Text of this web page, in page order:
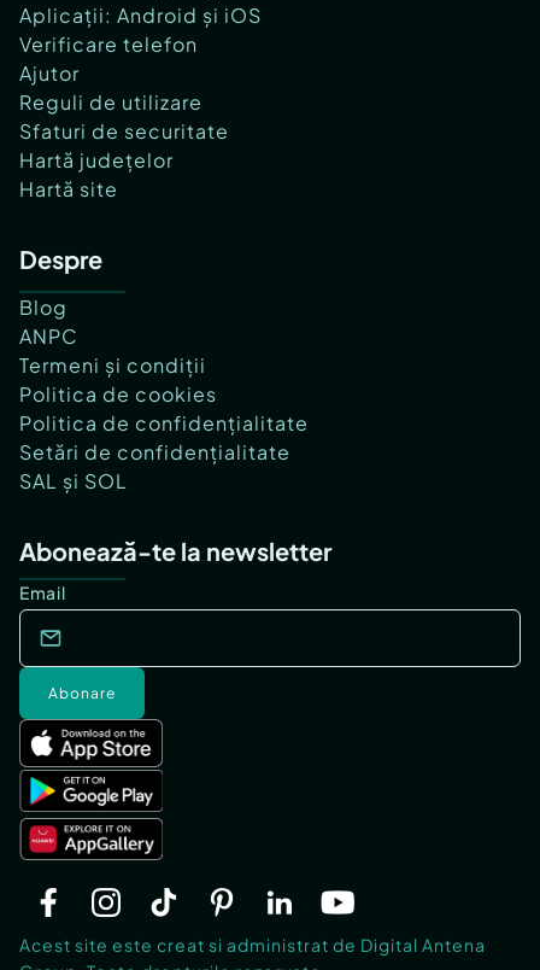
Aplicații: Android și iOS
Verificare telefon
Ajutor
Reguli de utilizare
Sfaturi de securitate
Hartă județelor
Hartă site
Despre
Blog
ANPC
Termeni și condiții
Politica de cookies
Politica de confidențialitate
Setări de confidențialitate
SAL și SOL
Abonează-te la newsletter
Email
Abonare
Acest site este creat si administrat de Digital Antena